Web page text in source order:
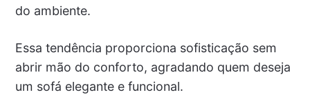
do ambiente.
Essa tendência proporciona sofisticação sem
abrir mão do conforto, agradando quem deseja
um sofá elegante e funcional.